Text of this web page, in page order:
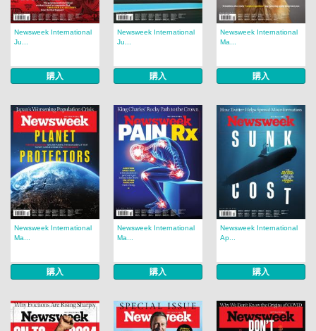
Newsweek International
Ju...
購入
Newsweek International
Ju...
購入
Newsweek International
Ma...
購入
Newsweek International
Ma...
購入
Newsweek International
Ma...
購入
Newsweek International
Ap...
購入